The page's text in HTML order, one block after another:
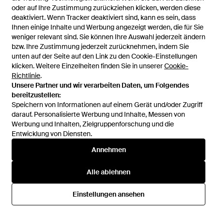
oder auf Ihre Zustimmung zurückziehen klicken, werden diese
deaktiviert. Wenn Tracker deaktiviert sind, kann es sein, dass
Ihnen einige Inhalte und Werbung angezeigt werden, die für Sie
weniger relevant sind. Sie können Ihre Auswahl jederzeit ändern
bzw. Ihre Zustimmung jederzeit zurücknehmen, indem Sie
unten auf der Seite auf den Link zu den Cookie-Einstellungen
klicken. Weitere Einzelheiten finden Sie in unsererCookie-
Richtlinie.
Unsere Partner und wir verarbeiten Daten, um Folgendes
bereitzustellen:
Speichern von Informationen auf einem Gerät und/oder Zugriff
darauf. Personalisierte Werbung und Inhalte, Messen von
Werbung und Inhalten, Zielgruppenforschung und die
Entwicklung von Diensten.
Annehmen
Alle ablehnen
Einstellungen ansehen
oder auf Ihre Zustimmung zurückziehen klicken, werden diese
deaktiviert. Wenn Tracker deaktiviert sind, kann es sein, dass
Ihnen einige Inhalte und Werbung angezeigt werden, die für Sie
weniger relevant sind. Sie können Ihre Auswahl jederzeit ändern
bzw. Ihre Zustimmung jederzeit zurücknehmen, indem Sie
unten auf der Seite auf den Link zu den Cookie-Einstellungen
klicken. Weitere Einzelheiten finden Sie in unsererCookie-
Richtlinie.
Unsere Partner und wir verarbeiten Daten, um Folgendes
bereitzustellen:
Speichern von Informationen auf einem Gerät und/oder Zugriff
darauf. Personalisierte Werbung und Inhalte, Messen von
Werbung und Inhalten, Zielgruppenforschung und die
Entwicklung von Diensten.
Annehmen
Alle ablehnen
Einstellungen ansehen
132 €
Rains
Gesteppte Weste - Blau
Von FARFETCH
652 €
Weste Benny - Natur
VonREVOLVE